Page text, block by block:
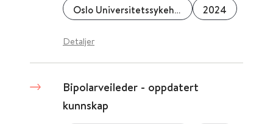
Oslo Universitetssykehus 2024
Detaljer
Bipolarveileder - oppdatert
kunnskap